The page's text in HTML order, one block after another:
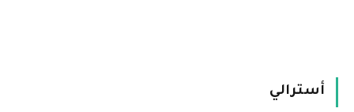
أسترالي